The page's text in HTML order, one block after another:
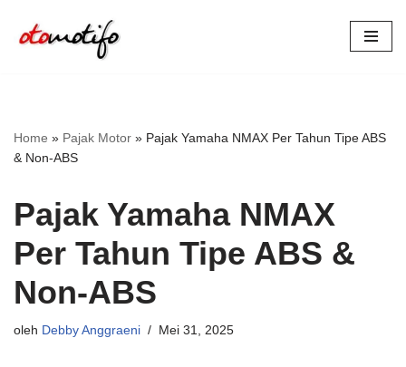
Lompat
Home » Pajak Motor » Pajak Yamaha NMAX Per Tahun Tipe ABS
& Non-ABS
Pajak Yamaha NMAX
Per Tahun Tipe ABS &
Non-ABS
oleh Debby Anggraeni Mei 31, 2025